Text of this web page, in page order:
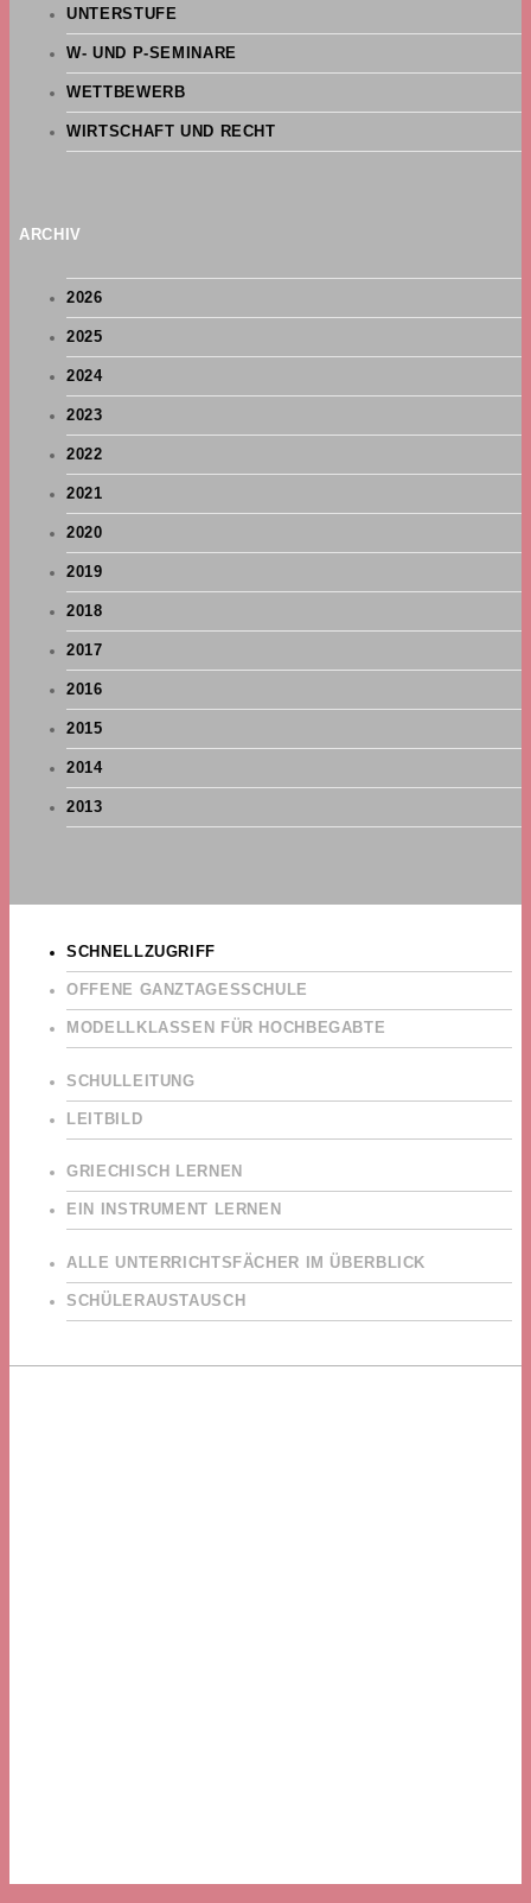
UNTERSTUFE
W- UND P-SEMINARE
WETTBEWERB
WIRTSCHAFT UND RECHT
ARCHIV
2026
2025
2024
2023
2022
2021
2020
2019
2018
2017
2016
2015
2014
2013
SCHNELLZUGRIFF
OFFENE GANZTAGESSCHULE
MODELLKLASSEN FÜR HOCHBEGABTE
SCHULLEITUNG
LEITBILD
GRIECHISCH LERNEN
EIN INSTRUMENT LERNEN
ALLE UNTERRICHTSFÄCHER IM ÜBERBLICK
SCHÜLERAUSTAUSCH